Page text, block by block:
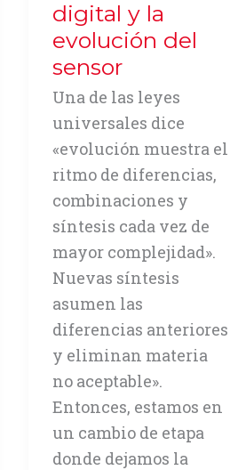
digital y la
evolución del
sensor
Una de las leyes
universales dice
«evolución muestra el
ritmo de diferencias,
combinaciones y
síntesis cada vez de
mayor complejidad».
Nuevas síntesis
asumen las
diferencias anteriores
y eliminan materia
no aceptable».
Entonces, estamos en
un cambio de etapa
donde dejamos la